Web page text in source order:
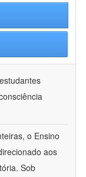
o Ensino
aos
Sob